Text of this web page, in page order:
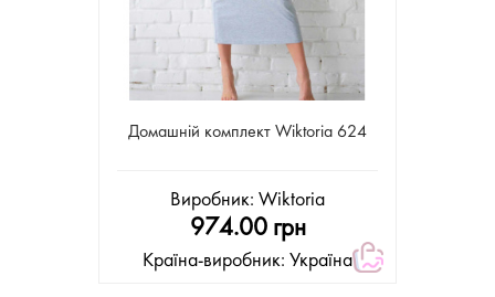
Домашній комплект Wiktoria 624
Виробник: Wiktoria
974.00 грн
Країна-виробник: Україна